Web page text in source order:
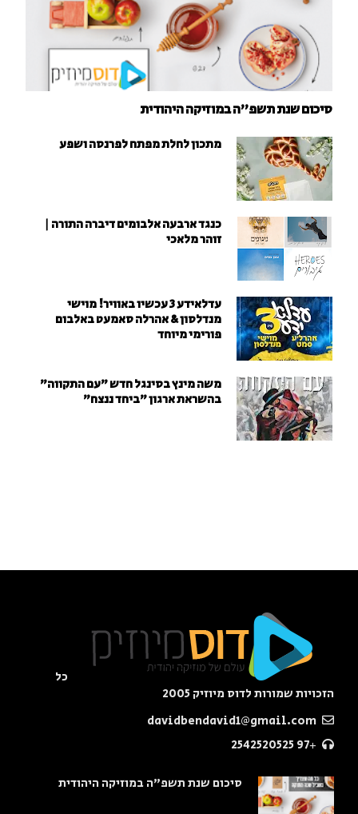
סיכום שנת תשפ"ה במוזיקה היהודית
מתכון לחלת מפתח לפרנסה ושפע
כנגד ארבעה אלבומים דיברה התורה |
זוהר מלאכי
עדלאידע 3 עכשיו באוויר! מוישי
מנדלסון & אהרלה סאמעט באלבום
פורימי מיוחד
משה מינץ בסינגל חדש ״עם התקווה״
בהשראת ארגון "ביחד ננצח"
כל
הזכויות שמורות לדוס מיוזיק 2005
+97 2542520525
סיכום שנת תשפ"ה במוזיקה היהודית